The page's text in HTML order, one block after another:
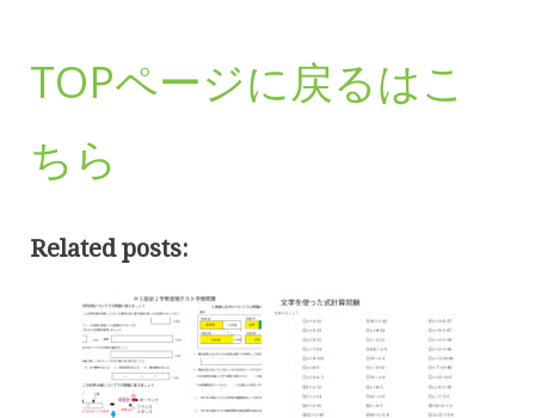
TOPページに戻るはこ
ちら
Related posts: